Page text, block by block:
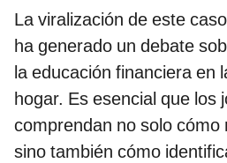
La viralización de este
ha generado un debate
la educación financiera en
hogar. Es esencial que los
comprendan no solo cómo
sino también cómo